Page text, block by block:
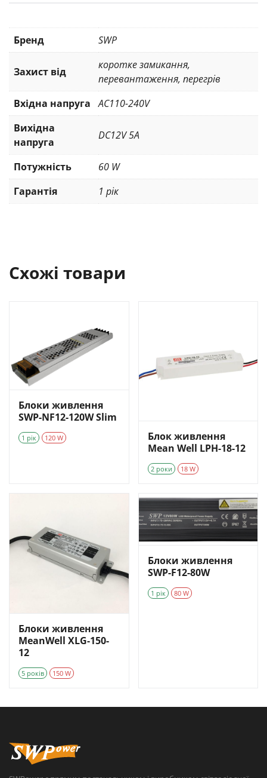
Бренд SWP
Захист від
коротке замикання,
перевантаження, перегрів
Вхідна напруга
AC110-240V
Вихідна
напруга
DC12V 5A
Потужність
60 W
Гарантія
1 рік
Схожі товари
Блоки живлення
SWP-NF12-120W Slim
1 рік 120 W
Блок живлення
Mean Well LPH-18-12
2 роки 18 W
Блоки живлення
MeanWell XLG-150-
12
5 років 150 W
Блоки живлення
SWP-F12-80W
1 рік 80 W